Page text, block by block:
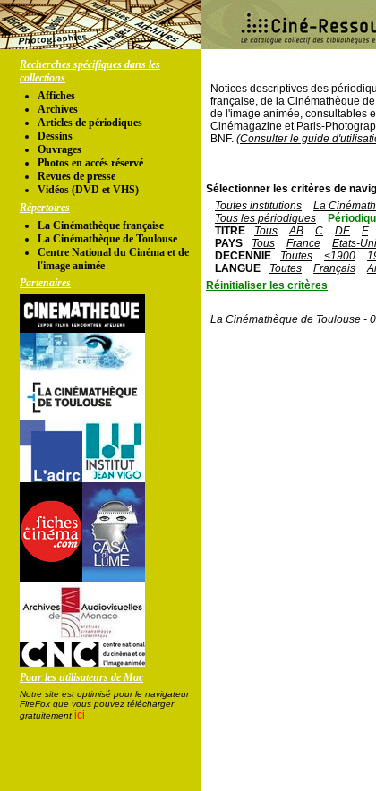
Recherches spécifiques dans les
collections
Affiches
Archives
Articles de périodiques
Dessins
Ouvrages
Photos en accés réservé
Revues de presse
Vidéos (DVD et VHS)
Répertoires
La Cinémathèque française
La Cinémathèque de Toulouse
Centre National du Cinéma et de
l'image animée
Partenaires
Pour les utilisateurs de Mac
Notre site est optimisé pour le navigateur
FireFox que vous pouvez télécharger
gratuitement ici
Notices descriptives des
française, de la Cinémathèque
de l'image animée, consultables
Cinémagazine et Paris-
BNF. (Consulter le guide
Sélectionner les critères de
Toutes institutions
La
Tous les périodiques
TITRE
Tous AB C DE F
PAYS
Tous France Etats-
DECENNIE
Toutes <1900
LANGUE
Toutes Français
Réinitialiser les critères
La Cinémathèque de Toulouse -